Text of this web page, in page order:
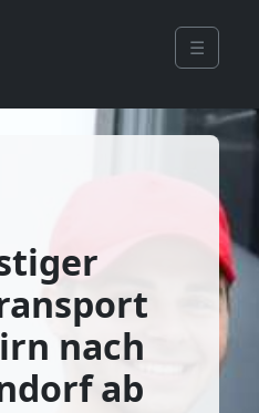
☰
nach
ab